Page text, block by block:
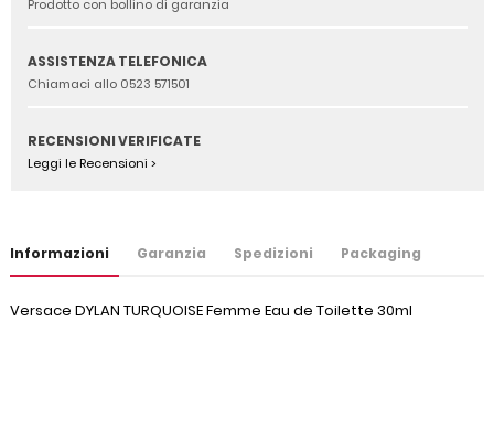
Prodotto con bollino di garanzia
ASSISTENZA TELEFONICA
Chiamaci allo 0523 571501
RECENSIONI VERIFICATE
Leggi le Recensioni >
Informazioni Garanzia Spedizioni Packaging
Versace DYLAN TURQUOISE Femme Eau de Toilette 30ml